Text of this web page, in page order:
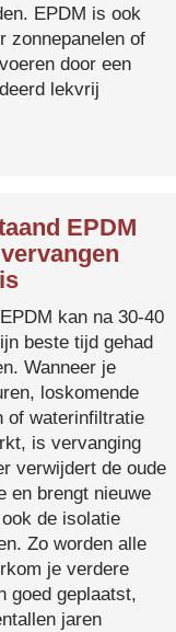
EPDM is ook
zonnepanelen of
door een
lekvrij
EPDM
kan na 30-40
beste tijd gehad
Wanneer je
loskomende
of waterinfiltratie
is vervanging
verwijdert de oude
en brengt nieuwe
de isolatie
Zo worden alle
je verdere
goed geplaatst,
jaren